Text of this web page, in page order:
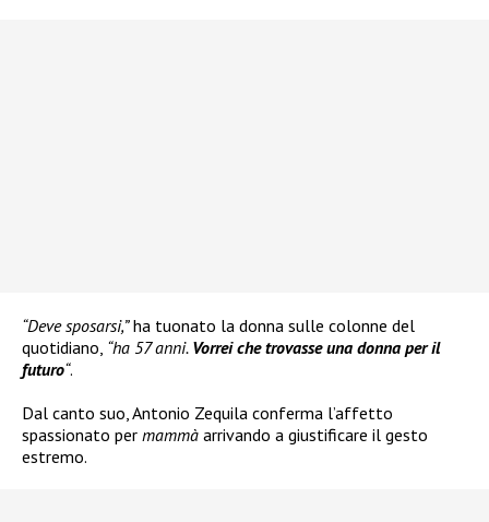
“Deve sposarsi,”ha tuonato la donna sulle colonne del
quotidiano, “ha 57 anni. Vorrei che trovasse una donna per il
futuro“.
Dal canto suo, Antonio Zequila conferma l’affetto
spassionato per mammà arrivando a giustificare il gesto
estremo.